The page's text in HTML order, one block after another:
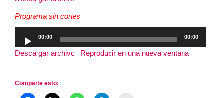
audio
Programa sin cortes
de
audio
00:00 00:00
Descargar archivo Reproducir en una nueva ventana
Comparte esto: